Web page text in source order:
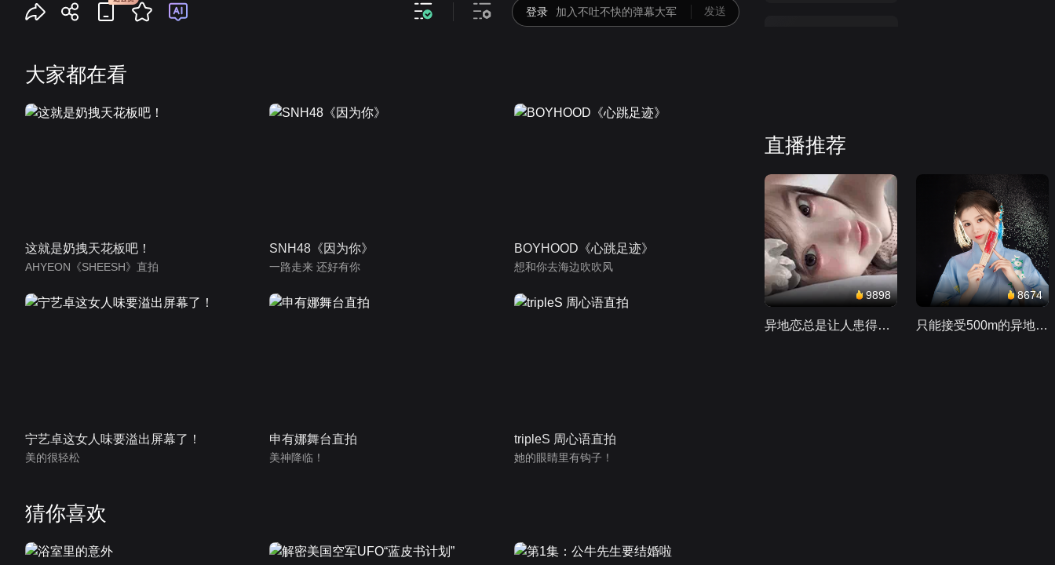
登录 加入不吐不快的弹幕大军 发送
大家都在看
这就是奶拽天花板吧！
AHYEON《SHEESH》直拍
SNH48《因为你》
一路走来 还好有你
BOYHOOD《心跳足迹》
想和你去海边吹吹风
宁艺卓这女人味要溢出屏幕了！
美的很轻松
申有娜舞台直拍
美神降临！
tripleS 周心语直拍
她的眼睛里有钩子！
猜你喜欢
直播推荐
9898
异地恋总是让人患得患失。。。
8674
只能接受500m的异地恋，电动车没电了......